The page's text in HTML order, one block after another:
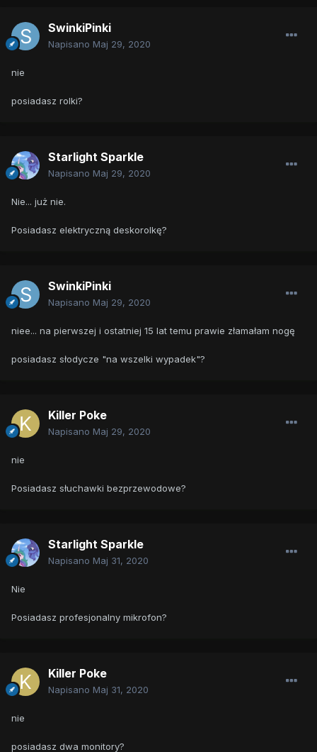
SwinkiPinki
Napisano Maj 29, 2020
nie
posiadasz rolki?
Starlight Sparkle
Napisano Maj 29, 2020
Nie... już nie.
Posiadasz elektryczną deskorolkę?
SwinkiPinki
Napisano Maj 29, 2020
niee... na pierwszej i ostatniej 15 lat temu prawie złamałam nogę
posiadasz słodycze "na wszelki wypadek"?
Killer Poke
Napisano Maj 29, 2020
nie
Posiadasz słuchawki bezprzewodowe?
Starlight Sparkle
Napisano Maj 31, 2020
Nie
Posiadasz profesjonalny mikrofon?
Killer Poke
Napisano Maj 31, 2020
nie
posiadasz dwa monitory?